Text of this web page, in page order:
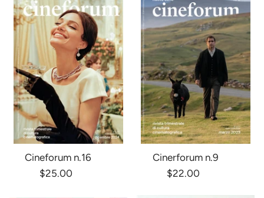
Cineforum n.16
$25.00
Cinerforum n.9
$22.00